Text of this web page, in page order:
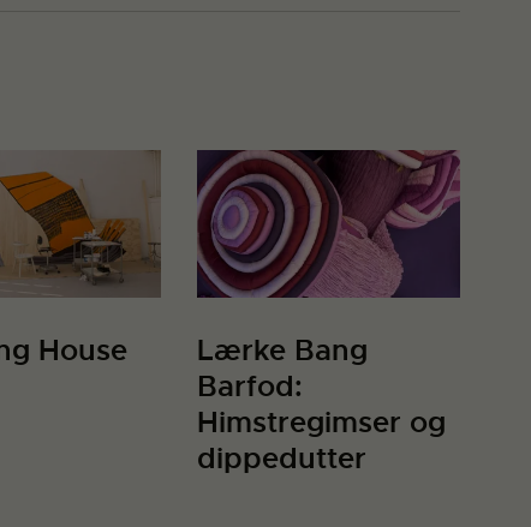
House
Lærke Bang
Barfod:
Himstregimser og
dippedutter